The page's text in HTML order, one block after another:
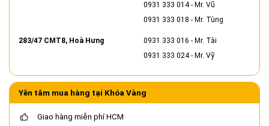
0931 333 014- Mr. Vũ
0931 333 018 - Mr. Tùng
283/47 CMT8, Hoà Hưng 0931 333 016 - Mr. Tài
0931 333 024- Mr. Vỹ
Yên tâm mua hàng tại Khóa Vàng
Giao hàng miễn phí HCM